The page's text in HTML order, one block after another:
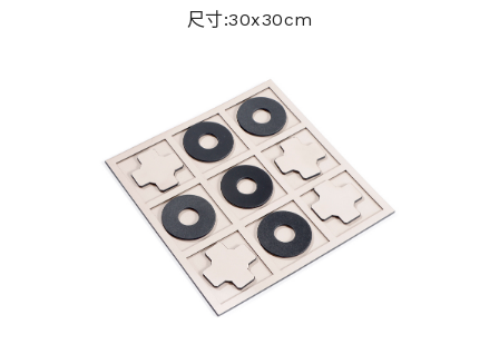
尺寸:30x30cm